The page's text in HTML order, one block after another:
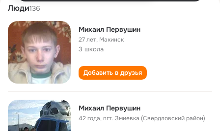
Люди136
Михаил Первушин
27 лет, Макинск
3 школа
Добавить в друзья
Михаил Первушин
42 года,пгт. Змиевка (Свердловский район)